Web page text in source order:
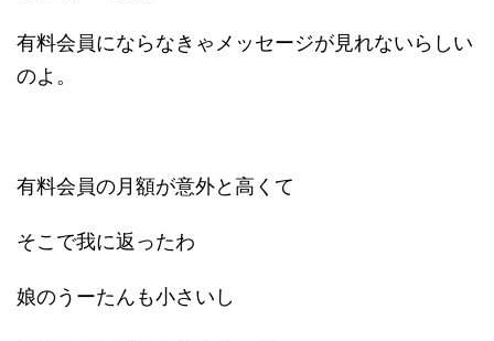
有料会員にならなきゃメッセージが見れないらしい
のよ。
有料会員の月額が意外と高くて
そこで我に返ったわ
娘のうーたんも小さいし